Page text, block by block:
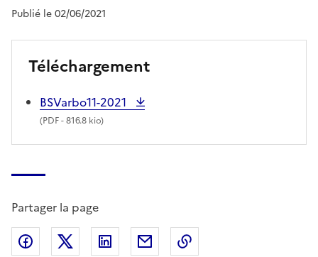
Publié le 02/06/2021
Téléchargement
BSVarbo11-2021
(PDF- 816.8 kio)
Partager la page
Partager sur Facebook
Partager sur X (anciennement Twitter)
Partager sur LinkedIn
Partager par email